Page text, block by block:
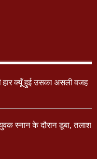
क्यूँ हुई उसका असली वजह
स्नान के दौरान डूबा, तलाश